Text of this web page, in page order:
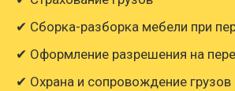
✔ Сборка-разборка мебели при
✔ Оформление разрешения на
✔ Охрана и сопровождение грузов